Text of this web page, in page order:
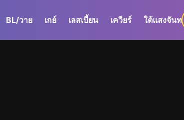
BL/วาย เกย์ เลสเบี้ยน เควียร์ ใต้แสงจันทร์